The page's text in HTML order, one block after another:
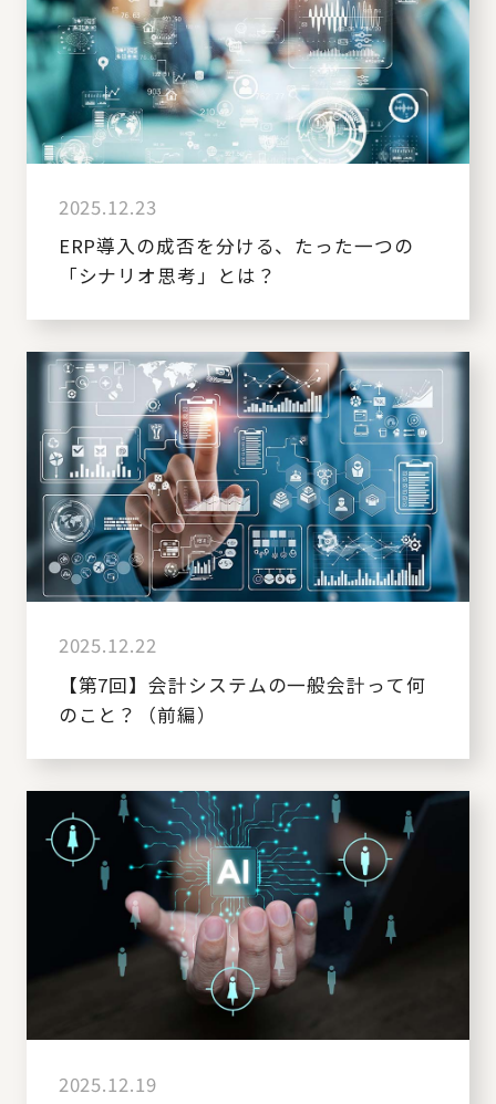
2025.12.23
ERP導入の成否を分ける、たった一つの
「シナリオ思考」とは？
2025.12.22
【第7回】会計システムの一般会計って何
のこと？（前編）
2025.12.19